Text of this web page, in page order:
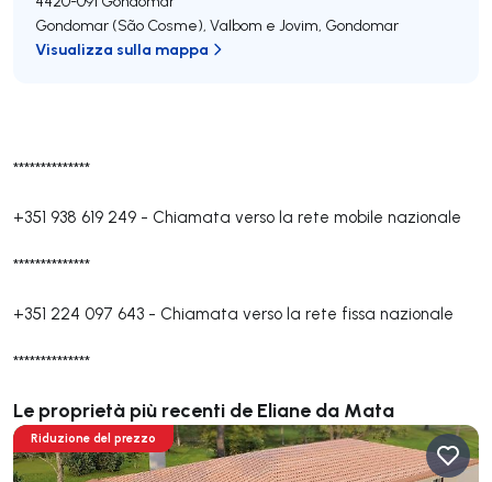
**************
+351 938 619 249 - Chiamata verso la rete mobile nazionale
**************
+351 224 097 643 - Chiamata verso la rete fissa nazionale
**************
Le proprietà più recenti de Eliane da Mata
Riduzione del prezzo
Gondomar (São Cosme), Valbom e Jovim, Gondomar
Visualizza sulla mappa